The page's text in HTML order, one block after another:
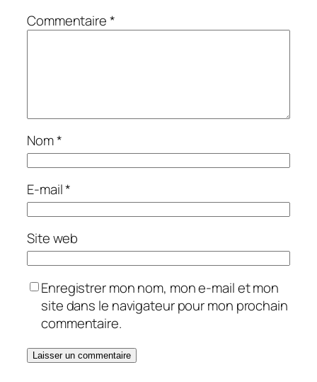
Commentaire*
Nom*
E-mail*
Site web
Enregistrer mon nom, mon e-mail et mon
site dans le navigateur pour mon prochain
commentaire.